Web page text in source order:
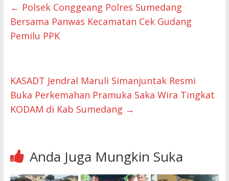
← Polsek Conggeang Polres Sumedang
Bersama Panwas Kecamatan Cek Gudang
Pemilu PPK
KASADT Jendral Maruli Simanjuntak Resmi
Buka Perkemahan Pramuka Saka Wira Tingkat
KODAM di Kab Sumedang →
Anda Juga Mungkin Suka